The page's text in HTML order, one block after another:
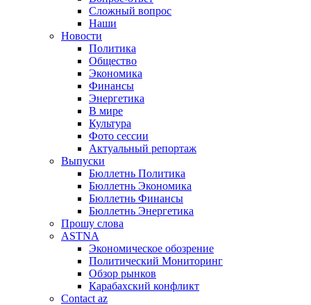
Сложный вопрос
Наши
Новости
Политика
Общество
Экономика
Финансы
Энергетика
В мире
Культура
Фото сессии
Актуальный репортаж
Выпуски
Бюллетнь Политика
Бюллетнь Экономика
Бюллетнь Финансы
Бюллетнь Энергетика
Прошу слова
ASTNA
Экономическое обозрение
Политический Мониторинг
Обзор рынков
Карабахский конфликт
Contact az